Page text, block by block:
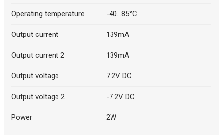
Operating temperature -40...85°C
Output current 139mA
Output current 2 139mA
Output voltage 7.2V DC
Output voltage 2 -7.2V DC
Power 2W